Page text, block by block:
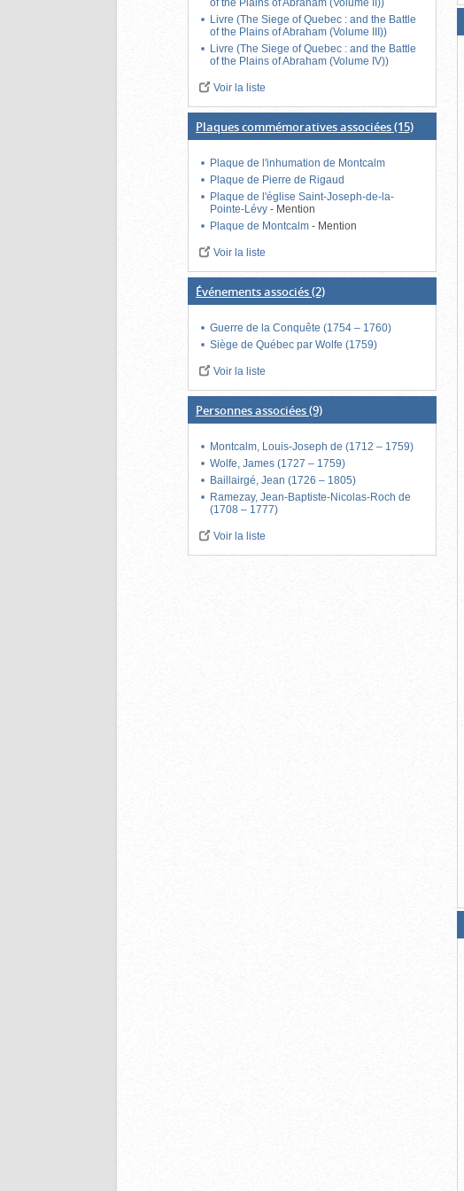
of the Plains of Abraham (Volume II))
Livre (The Siege of Quebec : and the Battle
of the Plains of Abraham (Volume III))
Livre (The Siege of Quebec : and the Battle
of the Plains of Abraham (Volume IV))
Voir la liste
Plaques commémoratives associées(15)
Plaque de l'inhumation de Montcalm
Plaque de Pierre de Rigaud
Plaque de l'église Saint-Joseph-de-la-
Pointe-Lévy- Mention
Plaque de Montcalm- Mention
Voir la liste
Événements associés(2)
Guerre de la Conquête (1754 – 1760)
Siège de Québec par Wolfe (1759)
Voir la liste
Personnes associées(9)
Montcalm, Louis-Joseph de (1712 – 1759)
Wolfe, James (1727 – 1759)
Baillairgé, Jean (1726 – 1805)
Ramezay, Jean-Baptiste-Nicolas-Roch de
(1708 – 1777)
Voir la liste